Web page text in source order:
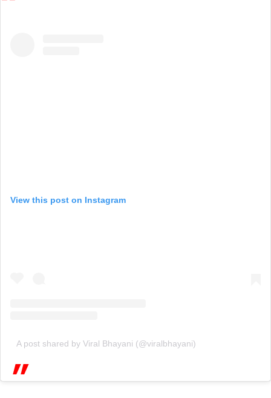
View this post on Instagram
A post shared by Viral Bhayani (@viralbhayani)